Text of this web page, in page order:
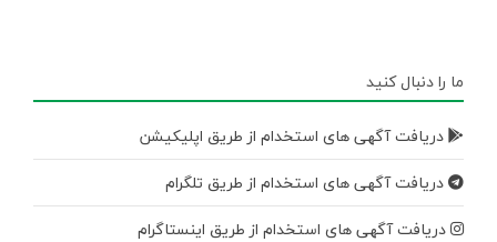
ما را دنبال کنید
دریافت آگهی های استخدام از طریق اپلیکیشن
دریافت آگهی های استخدام از طریق تلگرام
دریافت آگهی های استخدام از طریق اینستاگرام